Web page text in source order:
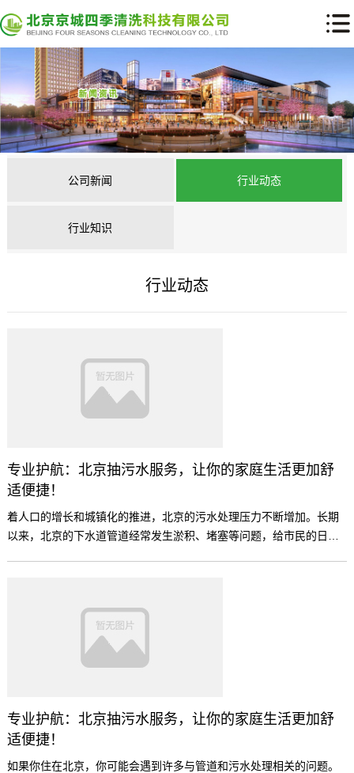
公司新闻 行业动态
行业知识
行业动态
专业护航：北京抽污水服务，让你的家庭生活更加舒
适便捷！
着人口的增长和城镇化的推进，北京的污水处理压力不断增加。长期
以来，北京的下水道管道经常发生淤积、堵塞等问题，给市民的日常
专业护航：北京抽污水服务，让你的家庭生活更加舒
适便捷！
如果你住在北京，你可能会遇到许多与管道和污水处理相关的问题。